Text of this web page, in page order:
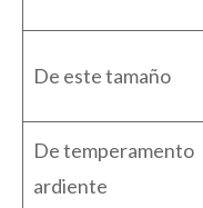
De este tamaño
De temperamento
ardiente